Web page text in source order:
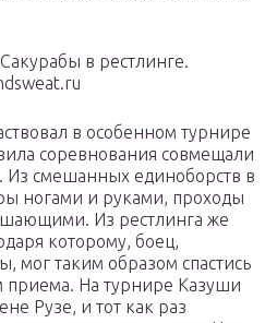
в рестлинге.
в особенном турнире
соревнования совмещали
Из смешанных единоборств в
ногами и руками, проходы
Из рестлинга же
которому, боец,
мог таким образом спастись
приема. На турнире Казуши
Рузе, и тот как раз